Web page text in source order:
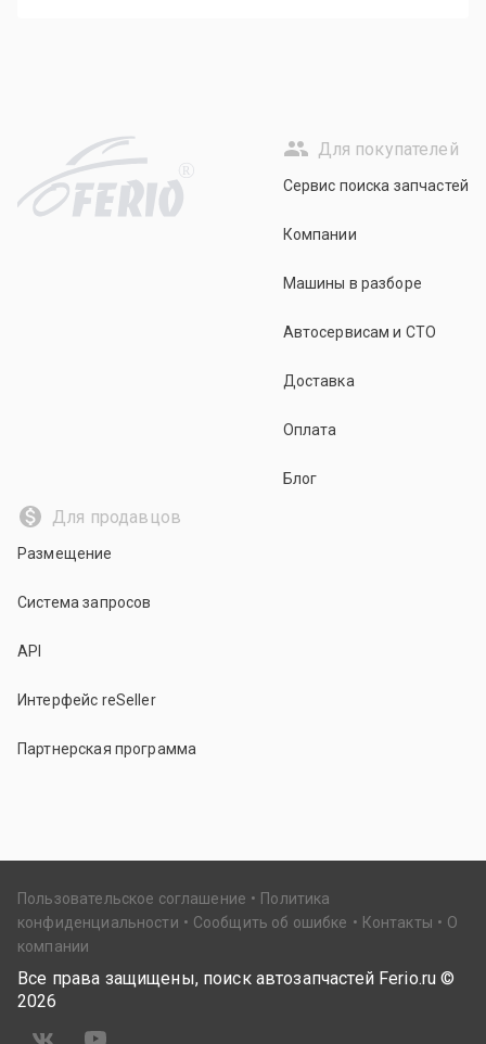
R
Для покупателей
Сервис поиска запчастей
Компании
Машины в разборе
Автосервисам и СТО
Доставка
Оплата
Блог
Для продавцов
Размещение
Система запросов
API
Интерфейс reSeller
Партнерская программа
Пользовательское соглашение
Политика
конфиденциальности
Сообщить об ошибке Контакты
О
компании
Все права защищены, поиск автозапчастей Ferio.ru ©
2026